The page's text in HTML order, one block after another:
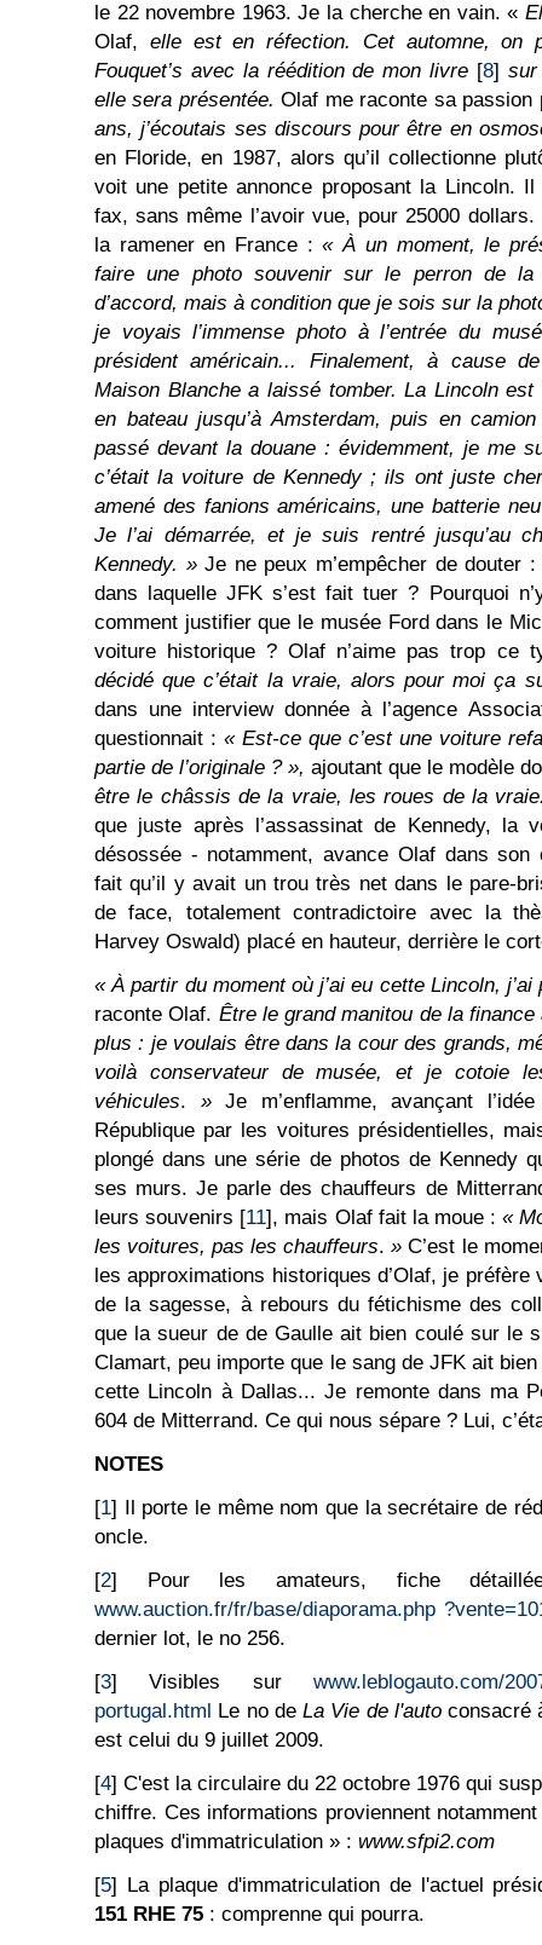
le 22 novembre 1963. Je la cherche en vain. «
Olaf, elle est en réfection. Cet automne, on
Fouquet’s avec la réédition de mon livre [8]
elle sera présentée.Olaf me raconte sa
ans, j’écoutais ses discours pour être en
en Floride, en 1987, alors qu’il collectionne
voit une petite annonce proposant la Lincoln. Il
fax, sans même l’avoir vue, pour 25000
la ramener en France :« À un moment, le
faire une photo souvenir sur le perron de la
d’accord, mais à condition que je sois sur la
je voyais l’immense photo à l’entrée du
président américain... Finalement, à cause
Maison Blanche a laissé tomber. La Lincoln
en bateau jusqu’à Amsterdam, puis en
passé devant la douane : évidemment, je me
c’était la voiture de Kennedy ; ils ont juste
amené des fanions américains, une batterie
Je l’ai démarrée, et je suis rentré jusqu’au
Kennedy. »Je ne peux m’empêcher de douter
dans laquelle JFK s’est fait tuer ? Pourquoi
comment justifier que le musée Ford dans le
voiture historique ? Olaf n’aime pas trop ce
décidé que c’était la vraie, alors pour moi ça
dans une interview donnée à l’agence
questionnait : « Est-ce que c’est une voiture
partie de l’originale ? », ajoutant que le modèle
être le châssis de la vraie, les roues de la
que juste après l’assassinat de Kennedy, la
désossée - notamment, avance Olaf dans son
fait qu’il y avait un trou très net dans le pare-
de face, totalement contradictoire avec la
Harvey Oswald) placé en hauteur, derrière le
« À partir du moment où j’ai eu cette Lincoln, j’ai
raconte Olaf. Être le grand manitou de la
plus : je voulais être dans la cour des grands,
voilà conservateur de musée, et je cotoie
véhicules. »Je m’enflamme, avançant
République par les voitures présidentielles,
plongé dans une série de photos de Kennedy
ses murs. Je parle des chauffeurs de
leurs souvenirs [11], mais Olaf fait la moue :«
les voitures, pas les chauffeurs. » C’est le
les approximations historiques d’Olaf, je préfère
de la sagesse, à rebours du fétichisme des
que la sueur de de Gaulle ait bien coulé sur le
Clamart, peu importe que le sang de JFK ait
cette Lincoln à Dallas... Je remonte dans ma
604 de Mitterrand. Ce qui nous sépare ? Lui,
NOTES
[1] Il porte le même nom que la secrétaire de
oncle.
[2] Pour les amateurs, fiche
www.auction.fr/fr/base/diaporama.php
dernier lot, le no 256.
[3] Visibles sur www.leblogauto.com/
portugal.html Le no deLa Vie de l'autoconsacré
est celui du 9 juillet 2009.
[4] C'est la circulaire du 22 octobre 1976 qui
chiffre. Ces informations proviennent
plaques d'immatriculation » : www.sfpi2.com
[5] La plaque d'immatriculation de l'actuel
151 RHE 75 : comprenne qui pourra.